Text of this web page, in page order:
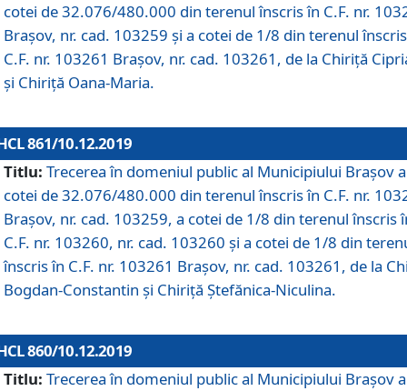
cotei de 32.076/480.000 din terenul înscris în C.F. nr.
Brașov, nr. cad. 103259 și a cotei de 1/8 din terenul
C.F. nr. 103261 Brașov, nr. cad. 103261, de la Chiriță
și Chiriță Oana-Maria.
861/10.12.2019
Titlu: Trecerea în domeniul public al Municipiului Braşov a
cotei de 32.076/480.000 din terenul înscris în C.F. nr.
Brașov, nr. cad. 103259, a cotei de 1/8 din terenul înscris
C.F. nr. 103260, nr. cad. 103260 și a cotei de 1/8 din
înscris în C.F. nr. 103261 Brașov, nr. cad. 103261, de la
Bogdan-Constantin și Chiriță Ștefănica-Niculina.
860/10.12.2019
Titlu: Trecerea în domeniul public al Municipiului Braşov a